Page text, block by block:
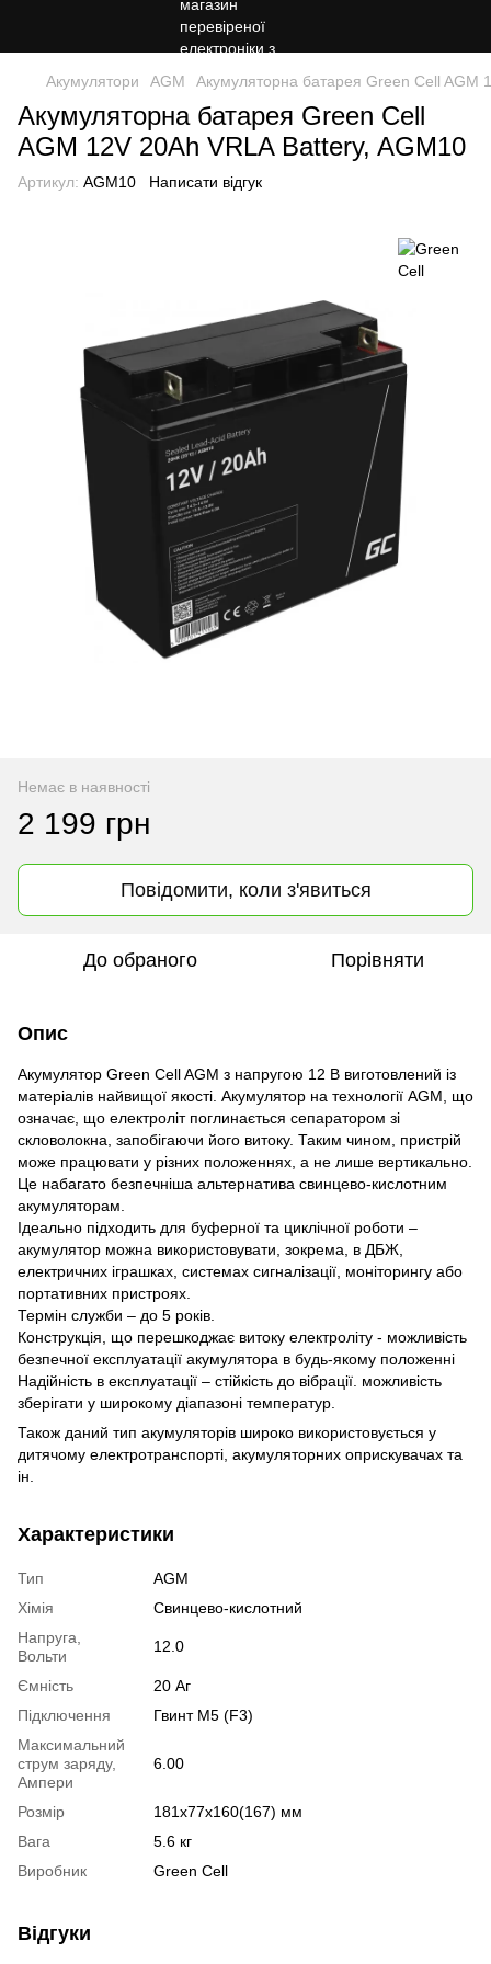
Акумулятори AGM Акумуляторна батарея Green Cell AGM
Акумуляторна батарея Green Cell
AGM 12V 20Ah VRLA Battery, AGM10
Артикул: AGM10 Написати відгук
Немає в наявності
2 199 грн
Повідомити, коли з'явиться
До обраного Порівняти
Опис
Акумулятор Green Cell AGM з напругою 12 В виготовлений із
матеріалів найвищої якості. Акумулятор на технології AGM, що
означає, що електроліт поглинається сепаратором зі
скловолокна, запобігаючи його витоку. Таким чином, пристрій
може працювати у різних положеннях, а не лише вертикально.
Це набагато безпечніша альтернатива свинцево-кислотним
акумуляторам.
Ідеально підходить для буферної та циклічної роботи –
акумулятор можна використовувати, зокрема, в ДБЖ,
електричних іграшках, системах сигналізації, моніторингу або
портативних пристроях.
Термін служби – до 5 років.
Конструкція, що перешкоджає витоку електроліту - можливість
безпечної експлуатації акумулятора в будь-якому положенні
Надійність в експлуатації – стійкість до вібрації. можливість
зберігати у широкому діапазоні температур.
Також даний тип акумуляторів широко використовується у
дитячому електротранспорті, акумуляторних оприскувачах та
ін.
Характеристики
Тип
AGM
Хімія
Свинцево-кислотний
Напруга,
Вольти
12.0
Ємність
20 Аг
Підключення
Гвинт М5 (F3)
Максимальний
струм заряду,
Ампери
6.00
Розмір
181x77x160(167) мм
Вага
5.6 кг
Виробник
Green Cell
Відгуки